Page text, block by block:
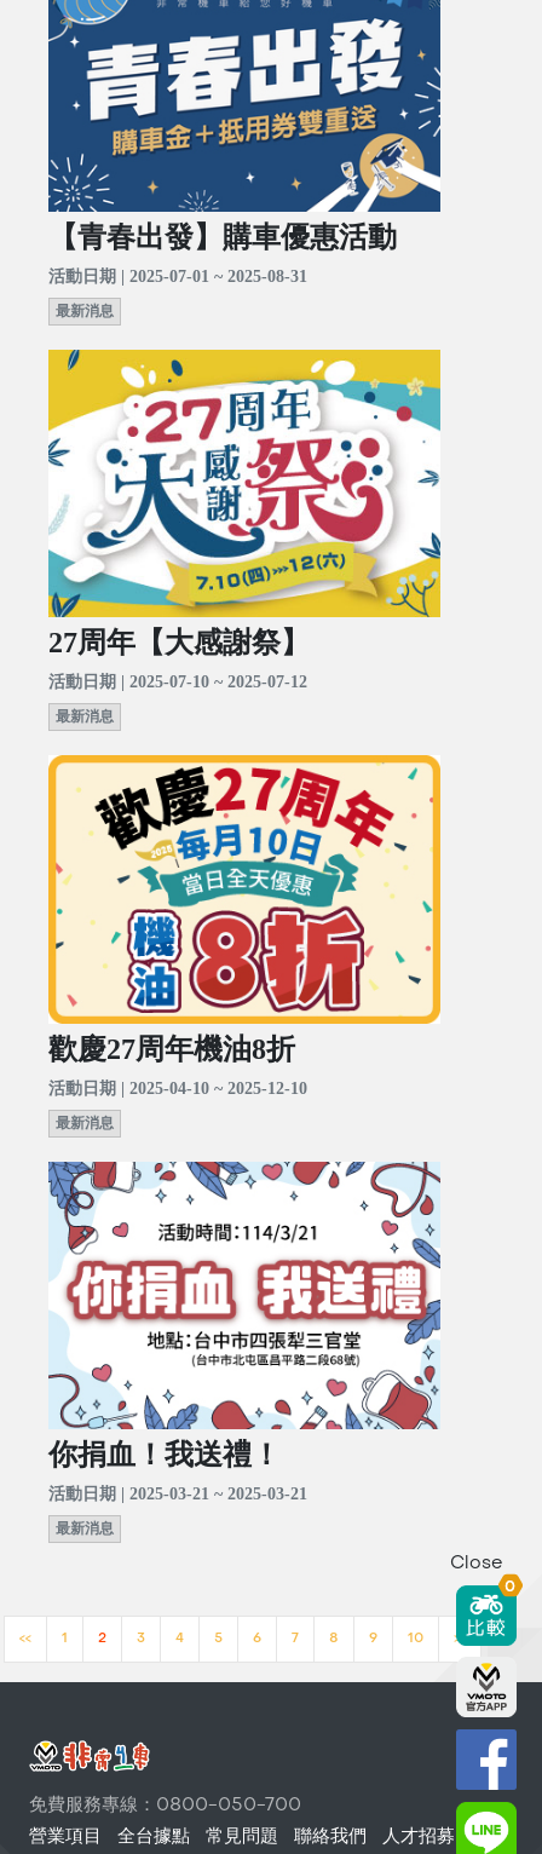
【青春出發】購車優惠活動
活動日期 | 2025-07-01 ~ 2025-08-31
最新消息
27周年【大感謝祭】
活動日期 | 2025-07-10 ~ 2025-07-12
最新消息
歡慶27周年機油8折
活動日期 | 2025-04-10 ~ 2025-12-10
最新消息
你捐血！我送禮！
活動日期 | 2025-03-21 ~ 2025-03-21
最新消息
<< 1 2 3 4 5 6 7 8 9 10 >>
免費服務專線：0800-050-700
營業項目
全台據點 常見問題 聯絡我們 人才招募
Close
0